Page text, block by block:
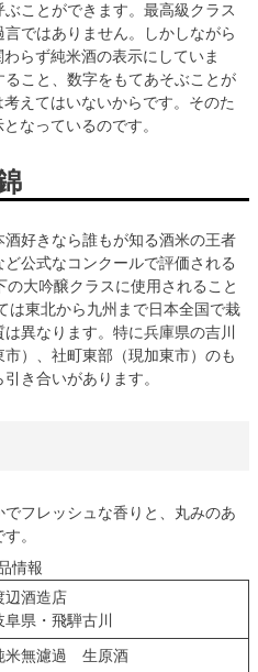
ことができます。最高級クラス
ではありません。しかしながら
らず純米酒の表示にしていま
こと、数字をもてあそぶことが
えてはいないからです。そのた
なっているのです。
好きなら誰もが知る酒米の王者
公式なコンクールで評価される
大吟醸クラスに使用されること
は東北から九州まで日本全国で栽
異なります。特に兵庫県の吉川
）、社町東部（現加東市）のも
き合いがあります。
フレッシュな香りと、丸みのあ
。
情報
辺酒造店
阜県・飛騨古川
米無濾過 生原酒